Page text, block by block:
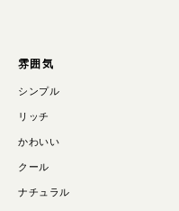
雰囲気
シンプル
リッチ
かわいい
クール
ナチュラル